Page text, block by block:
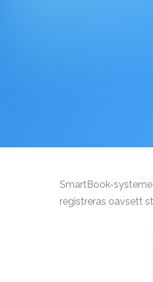
SmartBook-
registreras oavsett